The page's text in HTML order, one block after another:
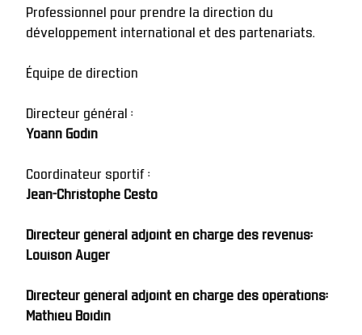
Professionnel pour prendre la direction du
développement international et des partenariats.
Équipe de direction
Directeur général :
Yoann Godin
Coordinateur sportif :
Jean-Christophe Cesto
Directeur général adjoint en charge des revenus:
Louison Auger
Directeur général adjoint en charge des opérations:
Mathieu Boidin